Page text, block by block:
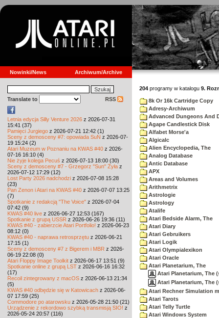
Nowinki/News Archiwum/Archive
Translate to RSS
Letnia edycja Silly Venture 2026 z 2026-07-31
15:41 (37)
Pamięci Jurgiego z 2026-07-21 12:42 (1)
Sceny z demosceny #7: opowiada SuN z 2026-07-
19 15:24 (2)
Atari Muzeum w Poznaniu na KWAS #40 z 2026-
07-16 16:10 (4)
Nie żyje kolega Pecuś z 2026-07-13 18:00 (30)
Sceny z demosceny #7 - Grzegorz "Sun" Żyła z
2026-07-12 17:29 (12)
Lost Party 2026 nadchodzi z 2026-07-08 15:28
(23)
Pan Zenon i Atari na KWAS #40 z 2026-07-07 13:25
(7)
Spotkanie z redakcją "The Voice" z 2026-07-04
07:42 (9)
KWAS #40 live z 2026-06-27 12:53 (167)
Spotkanie z grupą USSR z 2026-06-26 19:36 (11)
KWAS #40 - zabierzcie Atari Portfolio! z 2026-06-23
08:12 (0)
KWAS #40 - naprawa retrosprzętu z 2026-06-21
17:15 (1)
Sceny z demosceny #7 z Bigerem i MBR z 2026-
06-19 22:08 (0)
Atari Floppy Image Toolkit z 2026-06-17 13:51 (9)
Spotkanie online z grupą LST z 2026-06-16 16:32
(17)
Recoil zintegrowany z macOS z 2026-06-13 21:34
(5)
KWAS #40 odbędzie się w Katowicach z 2026-06-
07 17:59 (25)
Commodore po atarowsku z 2026-05-28 21:50 (21)
Urządzenie z rekordowo szybką transmisją SIO! z
2026-05-24 20:57 (116)
204 programy w katalogu 9.
8k Or 16k Cartridge Copy
Adresy-Archiwum
Advanced Dungeons And
Agape Candlestick Disk
Alfabet Morse'a
Algicalc
Alien Encyclopedia, The
Analog Database
Antic Database
APX
Areas and Volumes
Arithmetrix
Astrologie
Astrology
Atalife
Atari Bedside Alarm, The
Atari Diary
Atari Gebruikers
Atari Logik
Atari Olympialexikon
Atari Oracle
Atari Planetarium, The
Atari Planetarium, The
Atari Planetarium, The
Atari Rechner Simulation
Atari Tarots
Atari Telly Turtle
Atari Windows System